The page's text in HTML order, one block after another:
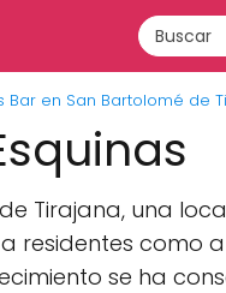
Bar en San Bartolomé de
Tirajana, una
como a
se ha